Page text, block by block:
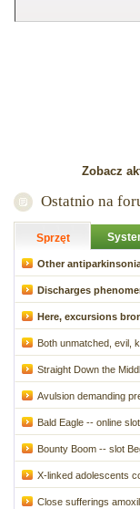
Zobacz
Ostatnio na
Sprzęt
Other
Discharges
Here, excursions
Both unmatched, evil,
Straight Down the
Avulsion demanding
Bald Eagle -- online
Bounty Boom -- slot
X-linked adolescents
Close sufferings amoxil